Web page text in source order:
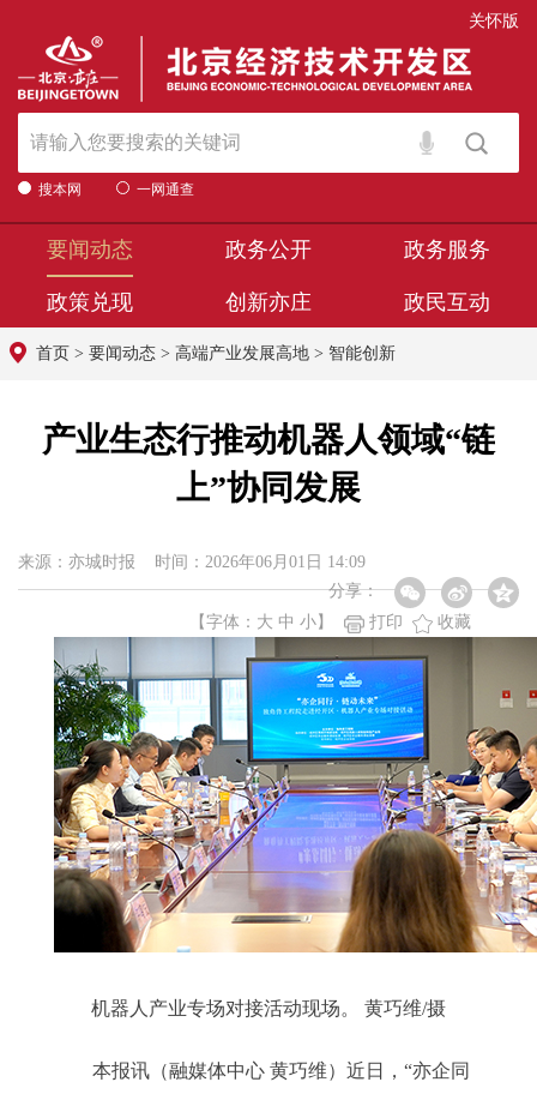
关怀版
搜本网 一网通查
要闻动态 政务公开 政务服务
政策兑现 创新亦庄 政民互动
首页 > 要闻动态 > 高端产业发展高地 > 智能创新
产业生态行推动机器人领域“链
上”协同发展
来源：亦城时报 时间：2026年06月01日 14:09
分享：
【字体： 大 中 小 】 打印 收藏
机器人产业专场对接活动现场。 黄巧维/摄
本报讯（融媒体中心 黄巧维）近日，“亦企同